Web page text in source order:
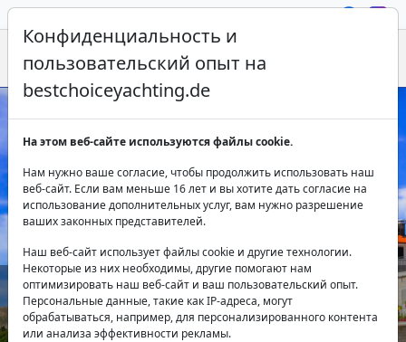
Аренда катамарана в Кастеле -
лучшее приключение под парусом!
Страна:
Конфиденциальность и
пользовательский опыт на
bestchoiceyachting.de
На этом веб-сайте используются файлы cookie.
Нам нужно ваше согласие, чтобы продолжить использовать наш
веб-сайт. Если вам меньше 16 лет и вы хотите дать согласие на
использование дополнительных услуг, вам нужно разрешение
ваших законных представителей.
Наш веб-сайт использует файлы cookie и другие технологии.
Некоторые из них необходимы, другие помогают нам
оптимизировать наш веб-сайт и ваш пользовательский опыт.
Персональные данные, такие как IP-адреса, могут
обрабатываться, например, для персонализированного контента
или анализа эффективности рекламы.